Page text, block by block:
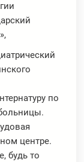
по
центре.
будь то